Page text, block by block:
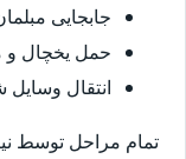
جابجایی
حمل یخچال و
انتقال
تمام مراحل توسط